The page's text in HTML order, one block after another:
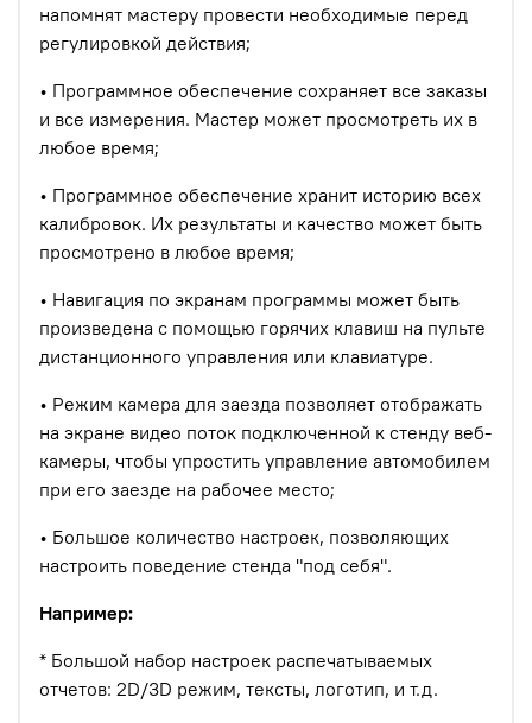
напомнят мастеру провести необходимые перед
регулировкой действия;
• Программное обеспечение сохраняет все заказы
и все измерения. Мастер может просмотреть их в
любое время;
• Программное обеспечение хранит историю всех
калибровок. Их результаты и качество может быть
просмотрено в любое время;
• Навигация по экранам программы может быть
произведена с помощью горячих клавиш на пульте
дистанционного управления или клавиатуре.
• Режим камера для заезда позволяет отображать
на экране видео поток подключенной к стенду веб-
камеры, чтобы упростить управление автомобилем
при его заезде на рабочее место;
• Большое количество настроек, позволяющих
настроить поведение стенда "под себя".
Например:
* Большой набор настроек распечатываемых
отчетов: 2D/3D режим, тексты, логотип, и т.д.